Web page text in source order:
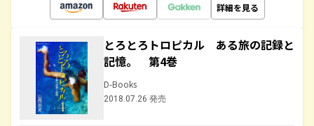
詳細を見る
とろとろトロピカル ある旅の記録と
記憶。 第4巻
D-Books
2018.07.26 発売